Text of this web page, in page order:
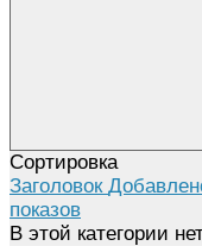
Сортировка
Заголовок
показов
В этой категории